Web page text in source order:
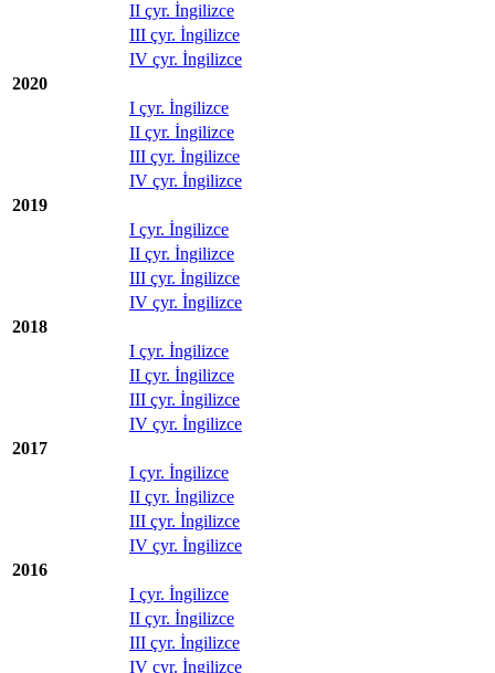
II çyr. İngilizce
III çyr. İngilizce
IV çyr. İngilizce
2020
I çyr. İngilizce
II çyr. İngilizce
III çyr. İngilizce
IV çyr. İngilizce
2019
I çyr. İngilizce
II çyr. İngilizce
III çyr. İngilizce
IV çyr. İngilizce
2018
I çyr. İngilizce
II çyr. İngilizce
III çyr. İngilizce
IV çyr. İngilizce
2017
I çyr. İngilizce
II çyr. İngilizce
III çyr. İngilizce
IV çyr. İngilizce
2016
I çyr. İngilizce
II çyr. İngilizce
III çyr. İngilizce
IV çyr. İngilizce